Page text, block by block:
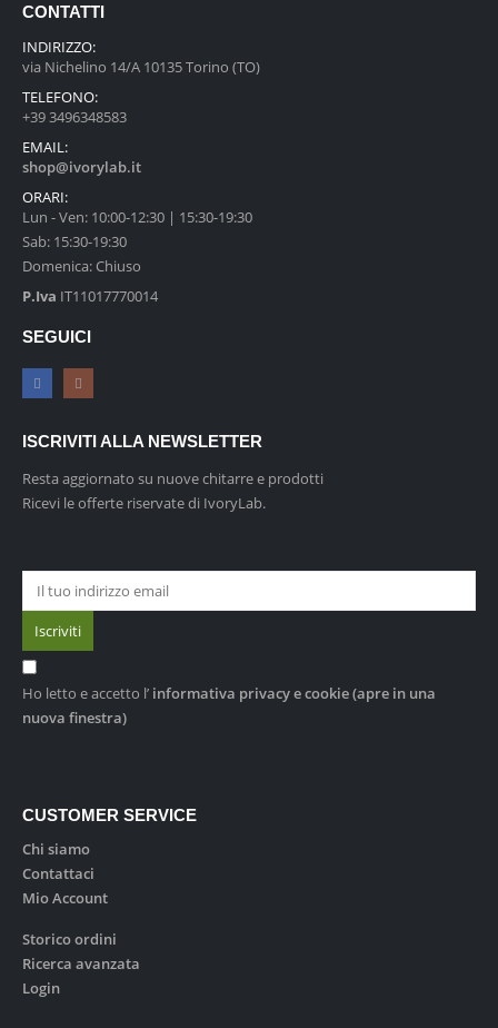
CONTATTI
INDIRIZZO:
via Nichelino 14/A 10135 Torino (TO)
TELEFONO:
+39 3496348583
EMAIL:
shop@ivorylab.it
ORARI:
Lun - Ven: 10:00-12:30 | 15:30-19:30
Sab: 15:30-19:30
Domenica: Chiuso
P.Iva IT11017770014
SEGUICI
ISCRIVITI ALLA NEWSLETTER
Resta aggiornato su nuove chitarre e prodotti
Ricevi le offerte riservate di IvoryLab.
Ho letto e accetto l’ informativa privacy e cookie(apre in una
nuova finestra)
CUSTOMER SERVICE
Chi siamo
Contattaci
Mio Account
Storico ordini
Ricerca avanzata
Login